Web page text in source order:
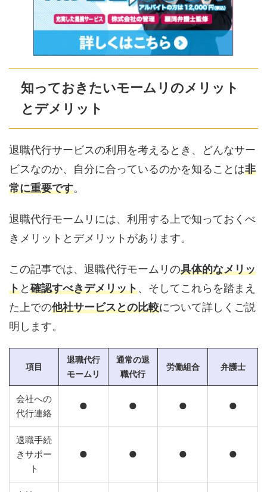
知っておきたいモームリのメリット
とデメリット
退職代行サービスの利用を考えるとき、どんなサー
ビスなのか、自分に合っているのかを知ることは非
常に重要です。
退職代行モームリには、利用する上で知っておくべ
きメリットとデメリットがあります。
この記事では、退職代行モームリの具体的なメリッ
トと確認すべきデメリット、そしてこれらを踏まえ
た上での他社サービスとの比較について詳しくご説
明します。
項目
退職代行
モームリ
通常の退
職代行
労働組合 弁護士
会社への
代行連絡
● ● ● ●
退職手続
きサポー
ト
● ● ● ●